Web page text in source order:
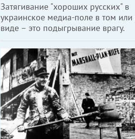
Затягивание "хороших русских" в
украинское медиа-поле в том
виде – это подыгрывание врагу.